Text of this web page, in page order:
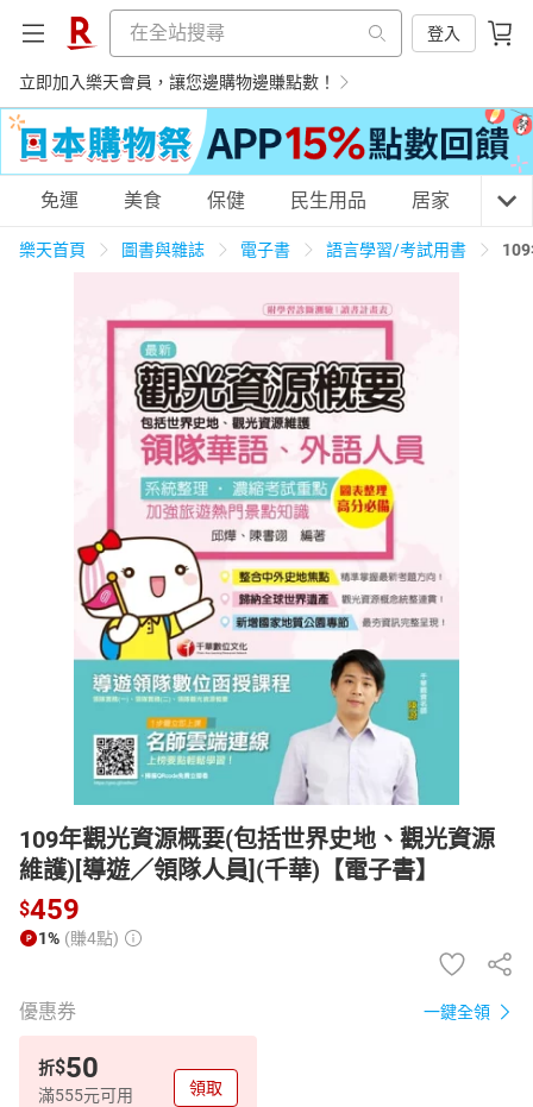
登入
立即加入樂天會員，讓您邊購物邊賺點數！
購物網分類
天天免運 美食蛋糕 養生保健
3C家電 運動休閒
男裝 化妝保養
日本購物 電子/紙本書
HOT
免運 美食 保健 民生用品 居家 3C
樂天首頁 圖書與雜誌 電子書 語言學習/考試用書
109年觀光資源概要(包括世界史地、觀光資源
維護)[導遊／領隊人員](千華)【電子書】
$459
1% (賺4點)
優惠券 一鍵全領
折$50
滿555元可用 領取